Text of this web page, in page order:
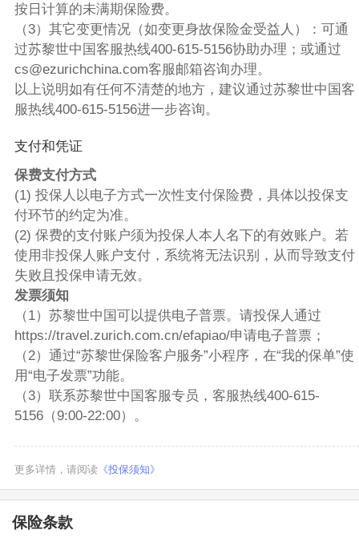
按日计算的未满期保险费。
（3）其它变更情况（如变更身故保险金受益人）：可通
过苏黎世中国客服热线400-615-5156协助办理；或通过
cs@ezurichchina.com客服邮箱咨询办理。
以上说明如有任何不清楚的地方，建议通过苏黎世中国客
服热线400-615-5156进一步咨询。
支付和凭证
保费支付方式
(1) 投保人以电子方式一次性支付保险费，具体以投保支
付环节的约定为准。
(2) 保费的支付账户须为投保人本人名下的有效账户。若
使用非投保人账户支付，系统将无法识别，从而导致支付
失败且投保申请无效。
发票须知
（1）苏黎世中国可以提供电子普票。请投保人通过
https://travel.zurich.com.cn/efapiao/申请电子普票；
（2）通过“苏黎世保险客户服务”小程序，在“我的保单”使
用“电子发票”功能。
（3）联系苏黎世中国客服专员，客服热线400-615-
5156（9:00-22:00）。
更多详情，请阅读《投保须知》
保险条款